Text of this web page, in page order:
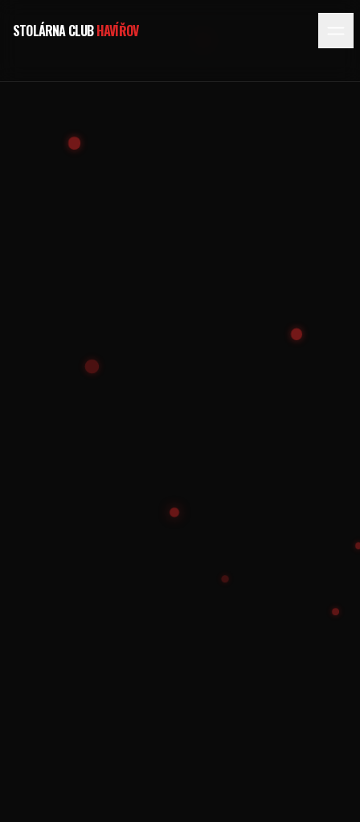
STOLÁRNA CLUBHAVÍŘOV